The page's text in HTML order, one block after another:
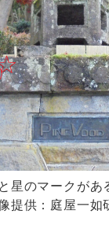
星のマークがあ
提供：庭屋一如